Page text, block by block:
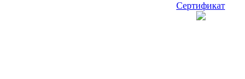
Сертификат